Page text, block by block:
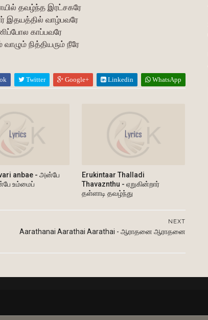
தவழ்ந்த இரட்சகரே
வாழ்பவரே
காப்பவரே
நித்தியரும் நீரே
Twitter Google+ Linkedin WhatsApp
anbae - அன்பே
உம்மைப்
Erukintaar Thalladi
Thavaznthu - ஏறுகின்றார்
தள்ளாடி தவழ்ந்து
NEXT
Aarathanai Aarathai Aarathai - ஆராதனை ஆராதனை